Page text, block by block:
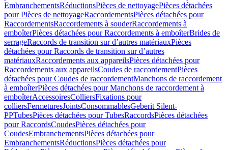
EmbranchementsRéductionsPièces de nettoyagePièces détachées
pour Pièces de nettoyageRaccordementsPièces détachées pour
RaccordementsRaccordements à souderRaccordements à
emboîterPièces détachées pour Raccordements à emboîterBrides de
serrageRaccords de transition sur d’autres matériauxPièces
détachées pour Raccords de transition sur d’autres
matériauxRaccordements aux appareilsPièces détachées pour
Raccordements aux appareilsCoudes de raccordementPièces
détachées pour Coudes de raccordementManchons de raccordement
à emboîterPièces détachées pour Manchons de raccordement à
emboîterAccessoiresColliersFixations pour
colliersFermeturesJointsConsommablesGeberit Silent-
PPTubesPièces détachées pour TubesRaccordsPièces détachées
pour RaccordsCoudesPièces détachées pour
CoudesEmbranchementsPièces détachées pour
EmbranchementsRéductionsPièces détachées pour